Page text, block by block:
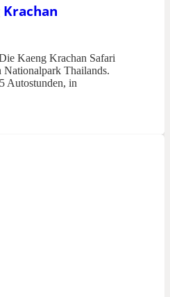
Kaeng Krachan Safari
Nationalpark Thailands.
Autostunden, in